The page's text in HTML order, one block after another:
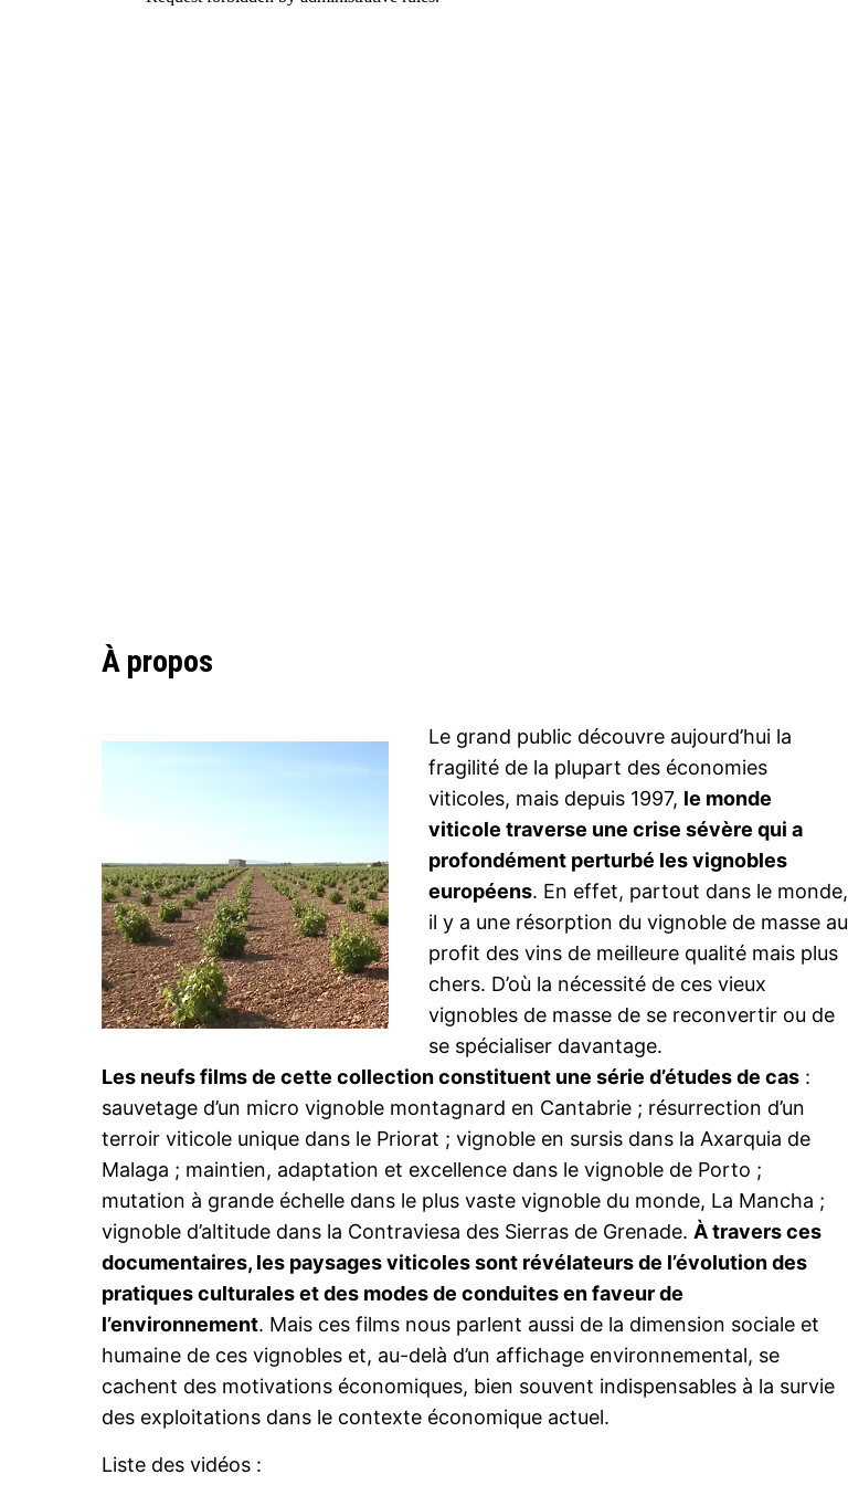
À propos
Le grand public découvre aujourd’hui la
fragilité de la plupart des économies
viticoles, mais depuis 1997, le monde
viticole traverse une crise sévère qui a
profondément perturbé les vignobles
européens. En effet, partout dans le monde,
il y a une résorption du vignoble de masse au
profit des vins de meilleure qualité mais plus
chers. D’où la nécessité de ces vieux
vignobles de masse de se reconvertir ou de
se spécialiser davantage.
Les neufs films de cette collection constituent une série d’études de cas :
sauvetage d’un micro vignoble montagnard en Cantabrie ; résurrection d’un
terroir viticole unique dans le Priorat ; vignoble en sursis dans la Axarquia de
Malaga ; maintien, adaptation et excellence dans le vignoble de Porto ;
mutation à grande échelle dans le plus vaste vignoble du monde, La Mancha ;
vignoble d’altitude dans la Contraviesa des Sierras de Grenade. À travers ces
documentaires, les paysages viticoles sont révélateurs de l’évolution des
pratiques culturales et des modes de conduites en faveur de
l’environnement. Mais ces films nous parlent aussi de la dimension sociale et
humaine de ces vignobles et, au-delà d’un affichage environnemental, se
cachent des motivations économiques, bien souvent indispensables à la survie
des exploitations dans le contexte économique actuel.
Liste des vidéos :